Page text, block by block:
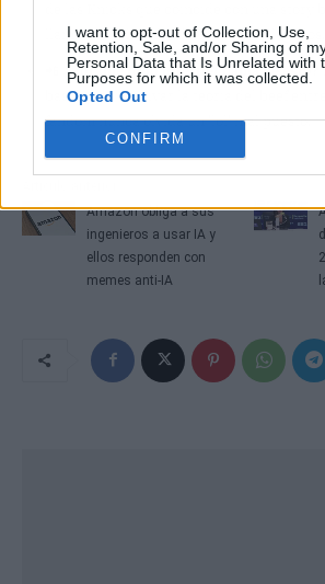
I want to opt-out of Collection, Use,
Retention, Sale, and/or Sharing of
Personal Data that Is Unrelated with
Purposes for which it was collected.
Opted Out
CONFIRM
llamando 'falsos fans' a los recién llegados.
¿Por qué todo internet habla de esto?
basta para reavivar la teoría del beef
fandom nunca olvida un 'lol' mal puesto.
Amazon obliga a sus
ingenieros a usar IA y
ellos responden con
memes anti-IA